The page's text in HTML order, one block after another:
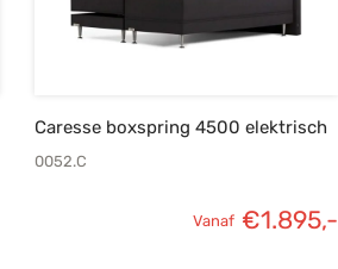
Caresse boxspring 4500 elektrisch
0052.C
Vanaf €1.895,-